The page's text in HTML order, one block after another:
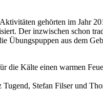
gehörten im Jahr
Der inzwischen schon
Übungspuppen aus dem
die Kälte einen warmen
Stefan Filser und